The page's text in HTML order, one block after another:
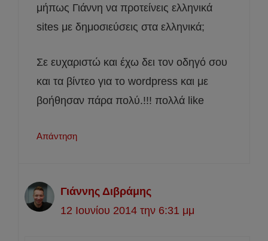
μήπως Γιάννη να προτείνεις ελληνικά
sites με δημοσιεύσεις στα ελληνικά;
Σε ευχαριστώ και έχω δει τον οδηγό σου
και τα βίντεο για το wordpress και με
βοήθησαν πάρα πολύ.!!! πολλά like
Απάντηση
Γιάννης Διβράμης
12 Ιουνίου 2014 την 6:31 μμ